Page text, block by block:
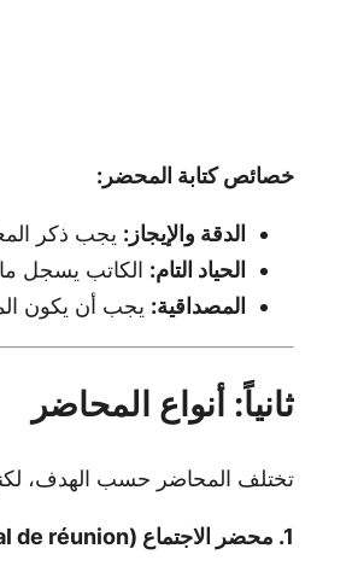
خصائص كتابة المحضر:
الدقة والإيجاز: يجب ذكر
الحياد التام: الكاتب يسجل
المصداقية: يجب أن يكون
ثانياً: أنواع المحاضر
تختلف المحاضر حسب الهدف،
1. محضر الاجتماع (Procès-verbal de réunion):